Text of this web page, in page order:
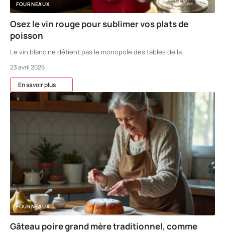
FOURNEAUX
Osez le vin rouge pour sublimer vos plats de
poisson
Le vin blanc ne détient pas le monopole des tables de la…
23 avril 2026
En savoir plus
FOURNEAUX
Gâteau poire grand mère traditionnel, comme